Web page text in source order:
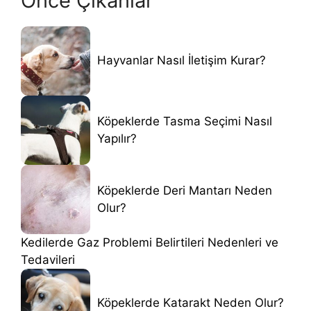
Hayvanlar Nasıl İletişim Kurar?
Köpeklerde Tasma Seçimi Nasıl
Yapılır?
Köpeklerde Deri Mantarı Neden
Olur?
Kedilerde Gaz Problemi Belirtileri Nedenleri ve
Tedavileri
Köpeklerde Katarakt Neden Olur?